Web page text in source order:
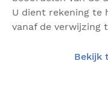
U dient rekening te
vanaf de verwijzing
Bekijk